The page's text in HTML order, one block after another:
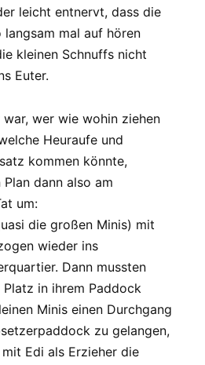
leicht entnervt, dass die
mal auf hören
kleinen Schnuffs nicht
Euter.
wer wie wohin ziehen
Heuraufe und
kommen könnte,
dann also am
um:
die großen Minis) mit
wieder ins
Dann mussten
in ihrem Paddock
Minis einen Durchgang
zu gelangen,
Edi als Erzieher die